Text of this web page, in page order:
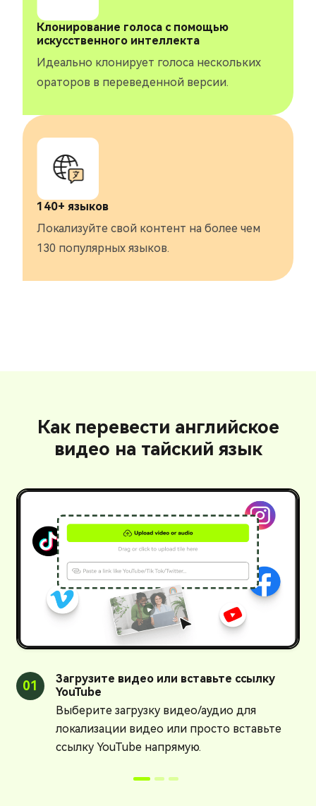
140+ языков
Локализуйте свой контент на более чем
130 популярных языков.
Клонирование голоса с помощью
искусственного интеллекта
Идеально клонирует голоса нескольких
ораторов в переведенной версии.
Как перевести английское
видео на тайский язык
01
Загрузите видео или вставьте ссылку
YouTube
Выберите загрузку видео/аудио для
локализации видео или просто вставьте
ссылку YouTube напрямую.